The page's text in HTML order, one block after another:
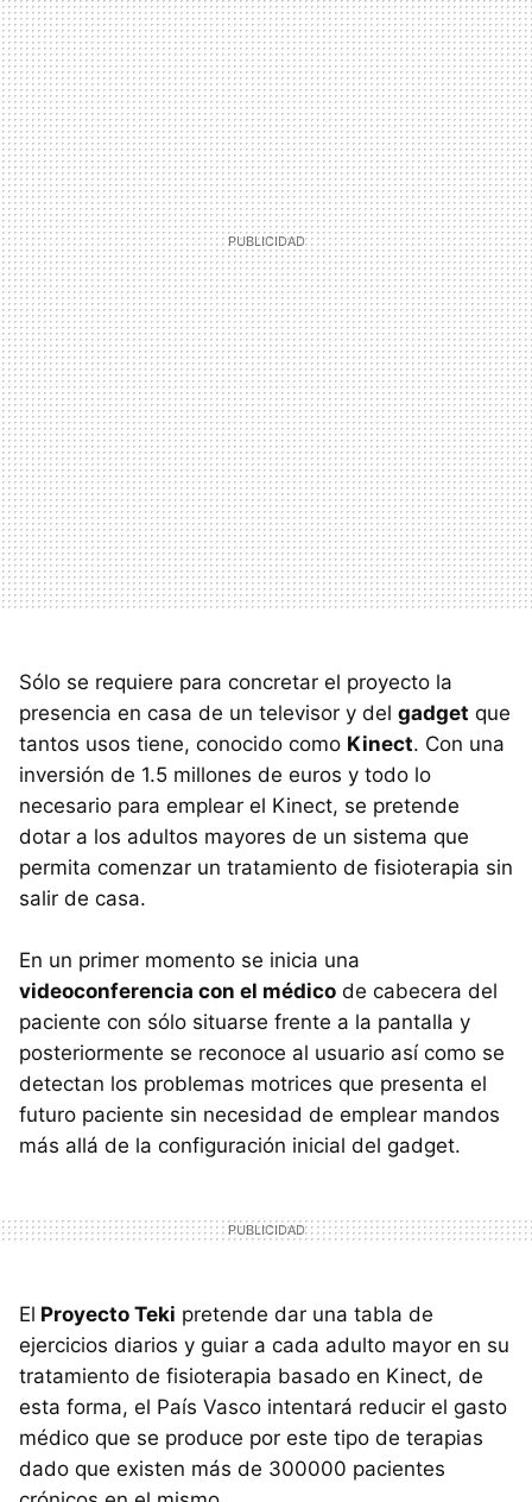
Sólo se requiere para concretar el proyecto la
presencia en casa de un televisor y del gadget que
tantos usos tiene, conocido como Kinect. Con una
inversión de 1.5 millones de euros y todo lo
necesario para emplear el Kinect, se pretende
dotar a los adultos mayores de un sistema que
permita comenzar un tratamiento de fisioterapia sin
salir de casa.
En un primer momento se inicia una
videoconferencia con el médico de cabecera del
paciente con sólo situarse frente a la pantalla y
posteriormente se reconoce al usuario así como se
detectan los problemas motrices que presenta el
futuro paciente sin necesidad de emplear mandos
más allá de la configuración inicial del gadget.
El Proyecto Teki pretende dar una tabla de
ejercicios diarios y guiar a cada adulto mayor en su
tratamiento de fisioterapia basado en Kinect, de
esta forma, el País Vasco intentará reducir el gasto
médico que se produce por este tipo de terapias
dado que existen más de 300000 pacientes